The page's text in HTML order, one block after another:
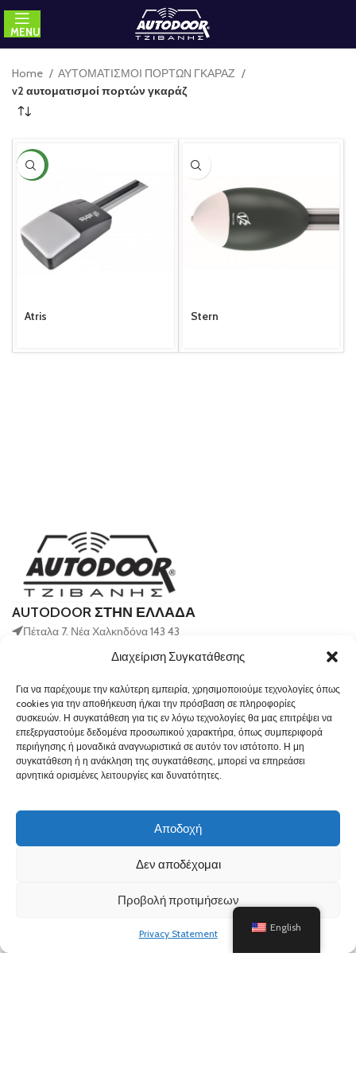
Διαχείριση Συγκατάθεσης
Για να παρέχουμε την καλύτερη εμπειρία, χρησιμοποιούμε τεχνολογίες όπως
cookies για την αποθήκευση ή/και την πρόσβαση σε πληροφορίες
συσκευών. Η συγκατάθεση για τις εν λόγω τεχνολογίες θα μας επιτρέψει να
επεξεργαστούμε δεδομένα προσωπικού χαρακτήρα, όπως συμπεριφορά
περιήγησης ή μοναδικά αναγνωριστικά σε αυτόν τον ιστότοπο. Η μη
συγκατάθεση ή η ανάκληση της συγκατάθεσης, μπορεί να επηρεάσει
αρνητικά ορισμένες λειτουργίες και δυνατότητες.
Αποδοχή
Δεν αποδέχομαι
Προβολή προτιμήσεων
Privacy Statement
MENU
Home
ΑΥΤΟΜΑΤΙΣΜΟΙ ΠΟΡΤΩΝ ΓΚΑΡΑΖ
v2 αυτοματισμοί πορτών γκαράζ
NEW
Atris Stern
AUTODOOR ΣΤΗΝ ΕΛΛΑΔΑ
Πέταλα 7, Νέα Χαλκηδόνα 143 43
ΠΛΗΡΟΦΟΡΙΕΣ
English